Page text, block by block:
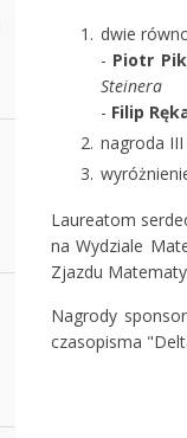
dwie
- Piotr
Steinera
- Filip
nagroda
Laureatom
na Wydziale
Zjazdu
Nagrody
czasopisma